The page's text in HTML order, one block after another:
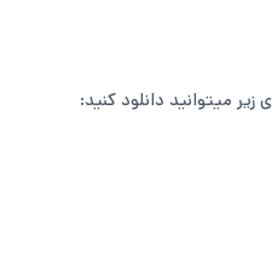
زیر میتوانید دانلود کنید: